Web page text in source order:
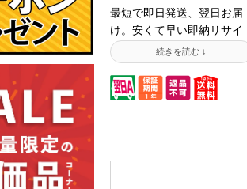
最短で即日発送、翌日お届
け。安くて早い即納リサイ
クルトナーです!お待たせし
ません! リサイクル工場で
使用済みカートリッジにあ
らかじめトナーを充填した